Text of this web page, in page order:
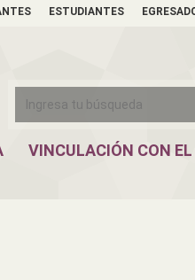
ESTUDIANTES
VINCULACIÓN CON EL